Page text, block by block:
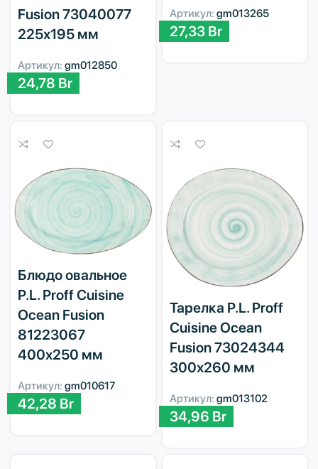
Fusion 73040077
225х195 мм
Артикул: gm012850
24,78 Br
Артикул: gm013265
27,33 Br
Блюдо овальное
P.L. Proff Cuisine
Ocean Fusion
81223067
400х250 мм
Артикул: gm010617
42,28 Br
Тарелка P.L. Proff
Cuisine Ocean
Fusion 73024344
300х260 мм
Артикул: gm013102
34,96 Br